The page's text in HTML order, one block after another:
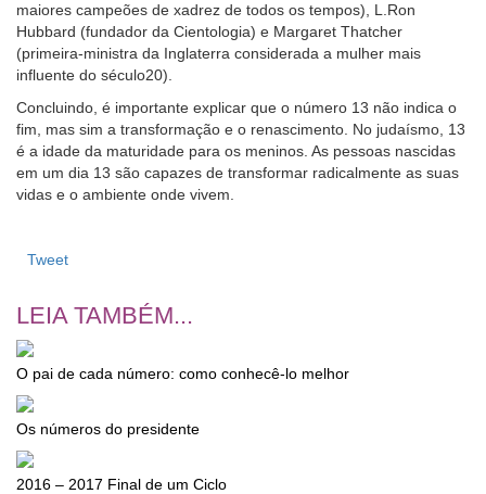
maiores campeões de xadrez de todos os tempos), L.Ron
Hubbard (fundador da Cientologia) e Margaret Thatcher
(primeira-ministra da Inglaterra considerada a mulher mais
influente do século20).
Concluindo, é importante explicar que o número 13 não indica o
fim, mas sim a transformação e o renascimento. No judaísmo, 13
é a idade da maturidade para os meninos. As pessoas nascidas
em um dia 13 são capazes de transformar radicalmente as suas
vidas e o ambiente onde vivem.
Tweet
LEIA TAMBÉM...
O pai de cada número: como conhecê-lo melhor
Os números do presidente
2016 – 2017 Final de um Ciclo